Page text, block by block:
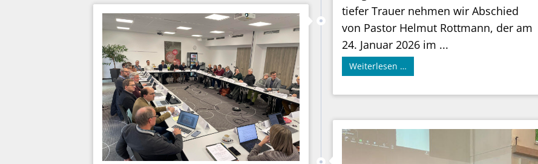
tiefer Trauer nehmen wir Abschied
von Pastor Helmut Rottmann, der am
24. Januar 2026 im ...
Weiterlesen …